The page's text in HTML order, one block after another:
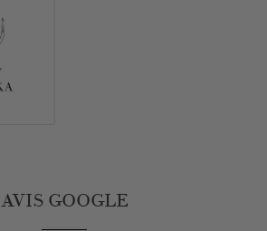
AVIS GOOGLE